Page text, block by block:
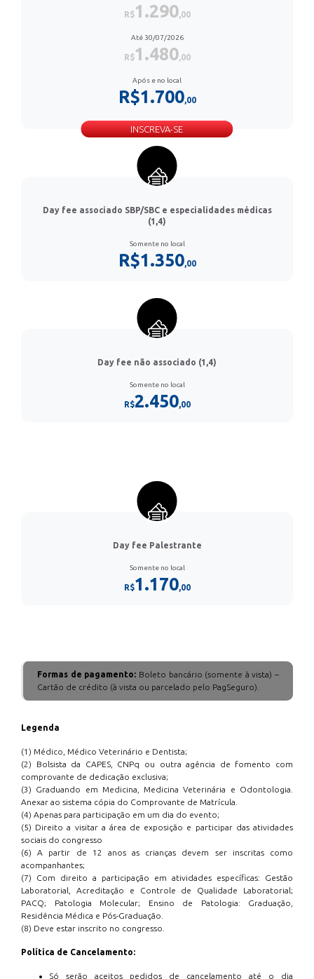
R$1.290,00
Até 30/07/2026
R$1.480,00
Após e no local
R$1.700,00
INSCREVA-SE
Day fee associado SBP/SBC e especialidades médicas
(1,4)
Somente no local
R$1.350,00
Day fee não associado (1,4)
Somente no local
R$2.450,00
Day fee Palestrante
Somente no local
R$1.170,00
Formas de pagamento: Boleto bancário (somente à vista) –
Cartão de crédito (à vista ou parcelado pelo PagSeguro).
Legenda
(1) Médico, Médico Veterinário e Dentista;
(2) Bolsista da CAPES, CNPq ou outra agência de fomento com
comprovante de dedicação exclusiva;
(3) Graduando em Medicina, Medicina Veterinária e Odontologia.
Anexar ao sistema cópia do Comprovante de Matrícula.
(4) Apenas para participação em um dia do evento;
(5) Direito a visitar a área de exposição e participar das atividades
sociais do congresso
(6) A partir de 12 anos as crianças devem ser inscritas como
acompanhantes;
(7) Com direito a participação em atividades específicas: Gestão
Laboratorial, Acreditação e Controle de Qualidade Laboratorial;
PACQ; Patologia Molecular; Ensino de Patologia: Graduação,
Residência Médica e Pós-Graduação.
(8) Deve estar inscrito no congresso.
Política de Cancelamento:
Só serão aceitos pedidos de cancelamento até o dia